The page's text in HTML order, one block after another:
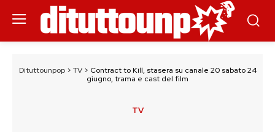
Dituttounpop> TV> Contract to Kill, stasera su canale 20 sabato 24
giugno, trama e cast del film
TV